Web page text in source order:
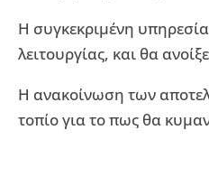
Η συγκεκριμένη
λειτουργίας, και θα
Η ανακοίνωση των
τοπίο για το πως θα